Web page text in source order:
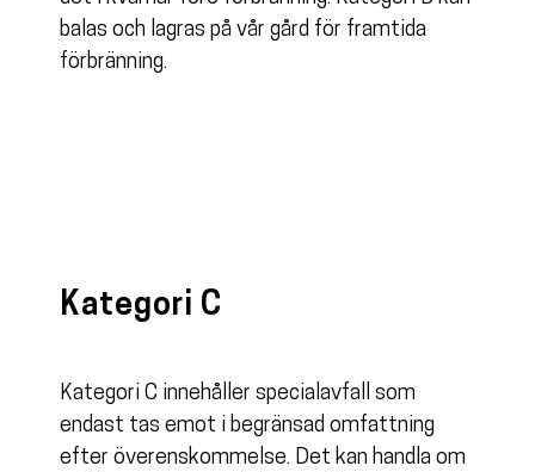
balas och lagras på vår gård för framtida
förbränning.
Kategori C
Kategori C innehåller specialavfall som
endast tas emot i begränsad omfattning
efter överenskommelse. Det kan handla om